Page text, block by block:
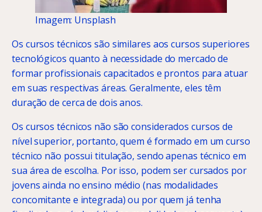
Imagem: Unsplash
Os cursos técnicos são similares aos cursos superiores
tecnológicos quanto à necessidade do mercado de
formar profissionais capacitados e prontos para atuar
em suas respectivas áreas. Geralmente, eles têm
duração de cerca de dois anos.
Os cursos técnicos não são considerados cursos de
nível superior, portanto, quem é formado em um curso
técnico não possui titulação, sendo apenas técnico em
sua área de escolha. Por isso, podem ser cursados por
jovens ainda no ensino médio (nas modalidades
concomitante e integrada) ou por quem já tenha